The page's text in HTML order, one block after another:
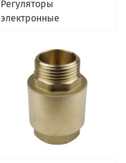
Регуляторы
электронные